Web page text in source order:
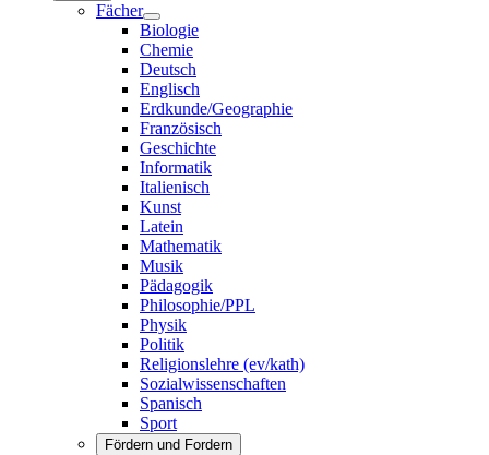
Fächer
Biologie
Chemie
Deutsch
Englisch
Erdkunde/Geographie
Französisch
Geschichte
Informatik
Italienisch
Kunst
Latein
Mathematik
Musik
Pädagogik
Philosophie/PPL
Physik
Politik
Religionslehre (ev/kath)
Sozialwissenschaften
Spanisch
Sport
Fördern und Fordern